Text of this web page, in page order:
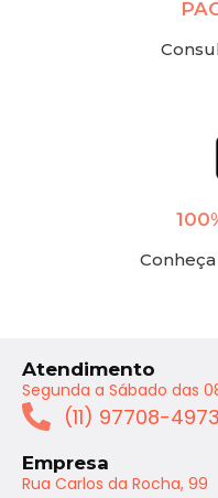
Atendimento
Segunda a Sábado das
(11) 97708-4973
Empresa
Rua Carlos da Rocha, 99